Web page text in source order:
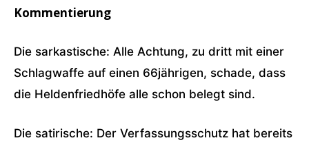
Kommentierung
Die sarkastische: Alle Achtung, zu dritt mit einer
Schlagwaffe auf einen 66jährigen, schade, dass
die Heldenfriedhöfe alle schon belegt sind.
Die satirische: Der Verfassungsschutz hat bereits